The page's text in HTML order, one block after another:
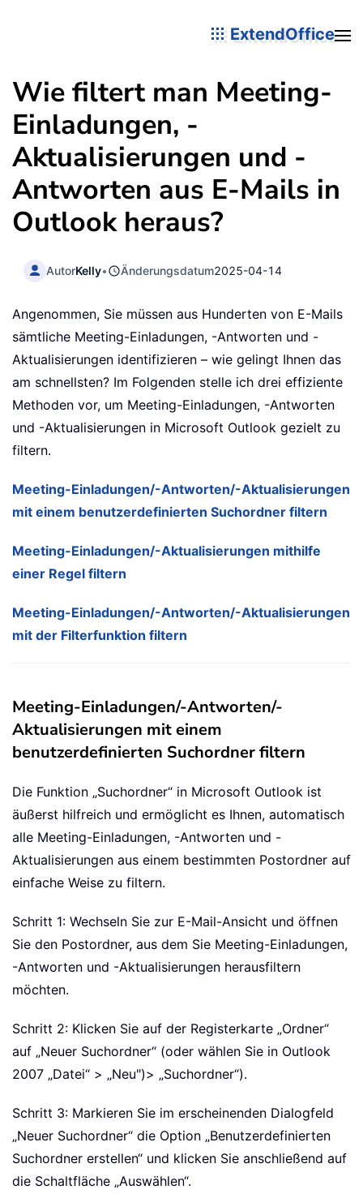
ExtendOffice
Wie filtert man Meeting-
Einladungen, -
Aktualisierungen und -
Antworten aus E-Mails in
Outlook heraus?
AutorKelly• Änderungsdatum2025-04-14
Angenommen, Sie müssen aus Hunderten von E-Mails
sämtliche Meeting-Einladungen, -Antworten und -
Aktualisierungen identifizieren – wie gelingt Ihnen das
am schnellsten? Im Folgenden stelle ich drei effiziente
Methoden vor, um Meeting-Einladungen, -Antworten
und -Aktualisierungen in Microsoft Outlook gezielt zu
filtern.
Meeting-Einladungen/-Antworten/-Aktualisierungen
mit einem benutzerdefinierten Suchordner filtern
Meeting-Einladungen/-Aktualisierungen mithilfe
einer Regel filtern
Meeting-Einladungen/-Antworten/-Aktualisierungen
mit der Filterfunktion filtern
Meeting-Einladungen/-Antworten/-
Aktualisierungen mit einem
benutzerdefinierten Suchordner filtern
Die Funktion „Suchordner“ in Microsoft Outlook ist
äußerst hilfreich und ermöglicht es Ihnen, automatisch
alle Meeting-Einladungen, -Antworten und -
Aktualisierungen aus einem bestimmten Postordner auf
einfache Weise zu filtern.
Schritt 1: Wechseln Sie zur E-Mail-Ansicht und öffnen
Sie den Postordner, aus dem Sie Meeting-Einladungen,
-Antworten und -Aktualisierungen herausfiltern
möchten.
Schritt 2: Klicken Sie auf der Registerkarte „Ordner“
auf „Neuer Suchordner“ (oder wählen Sie in Outlook
2007 „Datei“ > „Neu")> „Suchordner“).
Schritt 3: Markieren Sie im erscheinenden Dialogfeld
„Neuer Suchordner“ die Option „Benutzerdefinierten
Suchordner erstellen“ und klicken Sie anschließend auf
die Schaltfläche „Auswählen“.